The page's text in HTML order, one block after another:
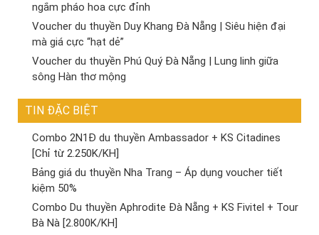
ngắm pháo hoa cực đỉnh
Voucher du thuyền Duy Khang Đà Nẵng | Siêu hiện đại
mà giá cực “hạt dẻ”
Voucher du thuyền Phú Quý Đà Nẵng | Lung linh giữa
sông Hàn thơ mộng
TIN ĐẶC BIỆT
Combo 2N1Đ du thuyền Ambassador + KS Citadines
[Chỉ từ 2.250K/KH]
Bảng giá du thuyền Nha Trang – Áp dụng voucher tiết
kiệm 50%
Combo Du thuyền Aphrodite Đà Nẵng + KS Fivitel + Tour
Bà Nà [2.800K/KH]